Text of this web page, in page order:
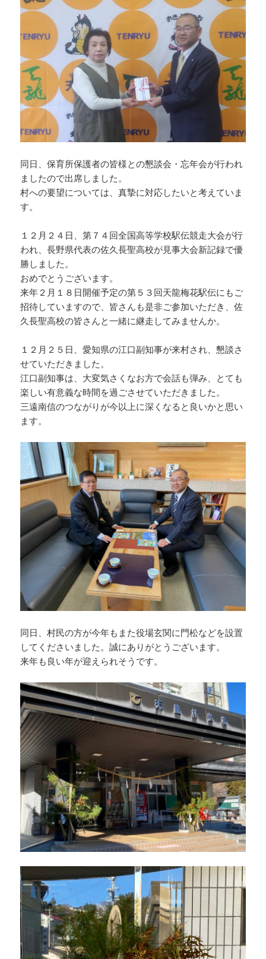
同日、保育所保護者の皆様との懇談会・忘年会が行われ
ましたので出席しました。
村への要望については、真摯に対応したいと考えていま
す。
１２月２４日、第７４回全国高等学校駅伝競走大会が行
われ、長野県代表の佐久長聖高校が見事大会新記録で優
勝しました。
おめでとうございます。
来年２月１８日開催予定の第５３回天龍梅花駅伝にもご
招待していますので、皆さんも是非ご参加いただき、佐
久長聖高校の皆さんと一緒に継走してみませんか。
１２月２５日、愛知県の江口副知事が来村され、懇談さ
せていただきました。
江口副知事は、大変気さくなお方で会話も弾み、とても
楽しい有意義な時間を過ごさせていただきました。
三遠南信のつながりが今以上に深くなると良いかと思い
ます。
同日、村民の方が今年もまた役場玄関に門松などを設置
してくださいました。誠にありがとうございます。
来年も良い年が迎えられそうです。